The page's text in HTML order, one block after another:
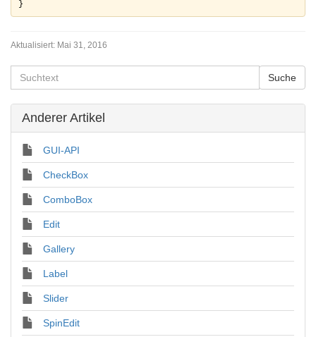
Aktualisiert: Mai 31, 2016
Anderer Artikel
GUI-API
CheckBox
ComboBox
Edit
Gallery
Label
Slider
SpinEdit